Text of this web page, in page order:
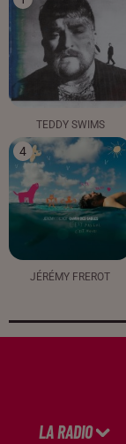
TEDDY SWIMS
4
JÉRÉMY FREROT
LA RADIO